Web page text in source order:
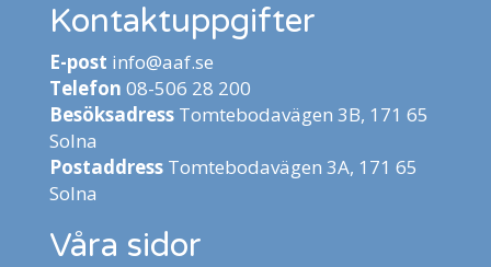
Kontaktuppgifter
E-post info@aaf.se
Telefon 08-506 28 200
Besöksadress Tomtebodavägen 3B, 171 65
Solna
Postaddress Tomtebodavägen 3A, 171 65
Solna
Våra sidor